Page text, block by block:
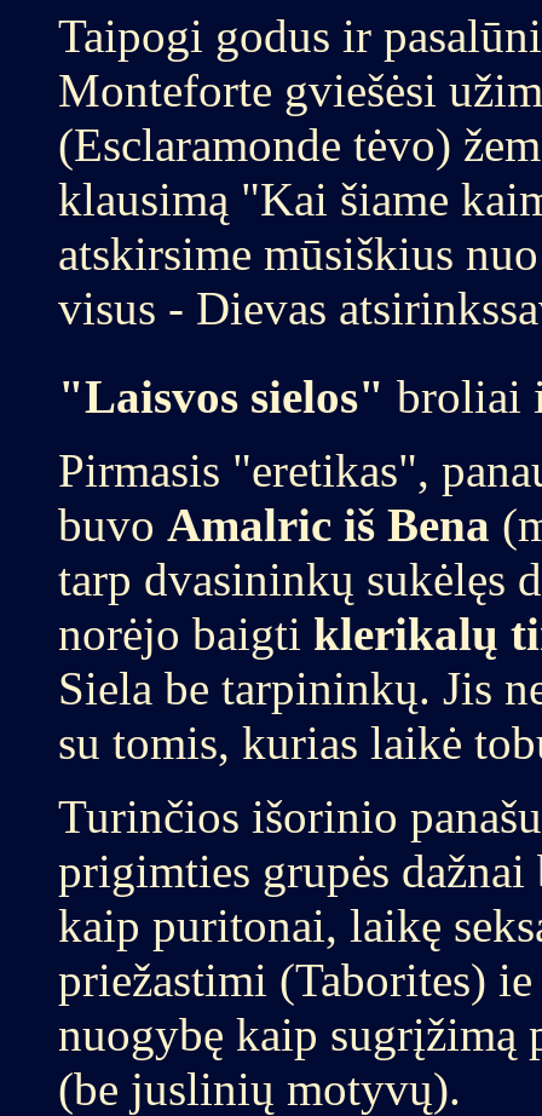
Taipogi godus ir
Monteforte gviešėsi
(Esclaramonde tėvo)
klausimą "Kai šiame
atskirsime mūsiškius
visus - Dievas
"Laisvos sielos" broliai
Pirmasis "eretikas",
buvo Amalric iš Bena
tarp dvasininkų sukėlęs
norėjo baigti klerikalų
Siela be tarpininkų. Jis
su tomis, kurias laikė
Turinčios išorinio
prigimties grupės
kaip puritonai, laikę
priežastimi (Taborites)
nuogybę kaip sugrįžimą
(be juslinių motyvų).